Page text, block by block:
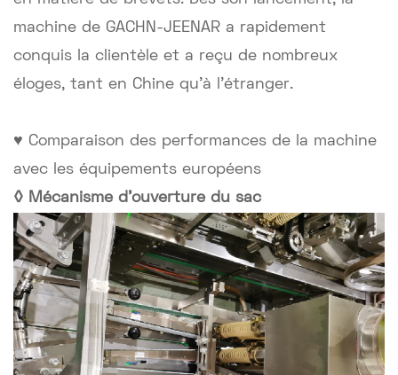
machine de GACHN-JEENAR a rapidement
conquis la clientèle et a reçu de nombreux
éloges, tant en Chine qu'à l'étranger.
♥ Comparaison des performances de la machine
avec les équipements européens
◊ Mécanisme d'ouverture du sac